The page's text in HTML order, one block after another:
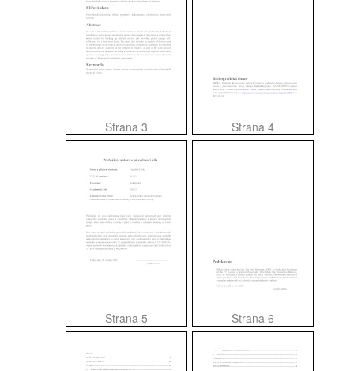
Strana 3 Strana 4
Strana 5 Strana 6